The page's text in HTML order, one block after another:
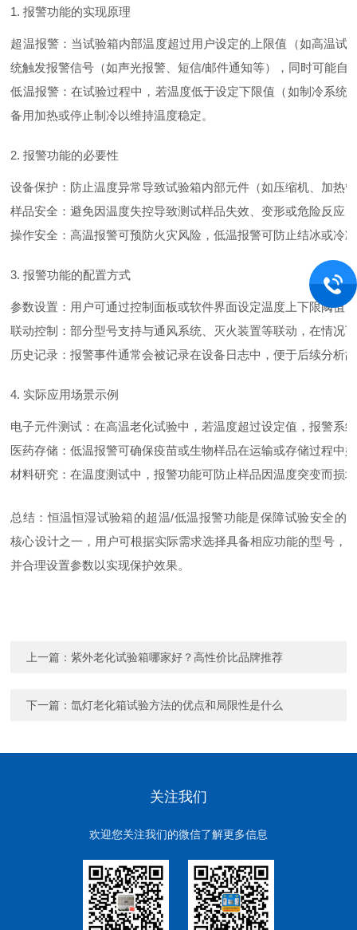
1. 报警功能的实现原理
超温报警：当试验箱内部温度超过用户设定的上限值（如高温
统触发报警信号（如声光报警、短信/邮件通知等），同时可能自
低温报警：在试验过程中，若温度低于设定下限值（如制冷系
备用加热或停止制冷以维持温度稳定。
2. 报警功能的必要性
设备保护：防止温度异常导致试验箱内部元件（如压缩机、加热
样品安全：避免因温度失控导致测试样品失效、变形或危险反应
操作安全：高温报警可预防火灾风险，低温报警可防止结冰或冷
3. 报警功能的配置方式
参数设置：用户可通过控制面板或软件界面设定温度上下限阈值
联动控制：部分型号支持与通风系统、灭火装置等联动，在情况
历史记录：报警事件通常会被记录在设备日志中，便于后续分析
4. 实际应用场景示例
电子元件测试：在高温老化试验中，若温度超过设定值，报警系
医药存储：低温报警可确保疫苗或生物样品在运输或存储过程中
材料研究：在温度测试中，报警功能可防止样品因温度突变而损
总结：恒温恒湿试验箱的超温/低温报警功能是保障试验安全的
核心设计之一，用户可根据实际需求选择具备相应功能的型号，
并合理设置参数以实现保护效果。
上一篇：紫外老化试验箱哪家好？高性价比品牌推荐
下一篇：氙灯老化箱试验方法的优点和局限性是什么
关注我们
欢迎您关注我们的微信了解更多信息